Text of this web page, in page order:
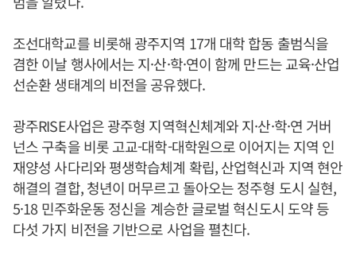
조선대학교를 비롯해 광주지역 17개 대학 합동 출범식을
겸한 이날 행사에서는 지·산·학·연이 함께 만드는 교육·산업
선순환 생태계의 비전을 공유했다.
광주RISE사업은 광주형 지역혁신체계와 지·산·학·연 거버
넌스 구축을 비롯 고교-대학-대학원으로 이어지는 지역 인
재양성 사다리와 평생학습체계 확립, 산업혁신과 지역 현안
해결의 결합, 청년이 머무르고 돌아오는 정주형 도시 실현,
5·18 민주화운동 정신을 계승한 글로벌 혁신도시 도약 등
다섯 가지 비전을 기반으로 사업을 펼친다.